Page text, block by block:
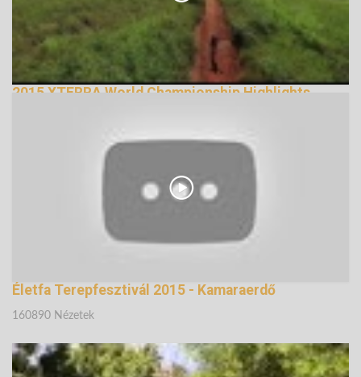
2015 XTERRA World Championship Highlights
Életfa Terepfesztivál 2015 - Kamaraerdő
160890 Nézetek